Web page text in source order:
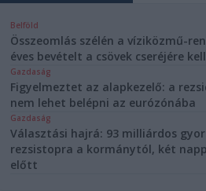
Belföld
Összeomlás szélén a víziközmű-
éves bevételt a csövek cseréjére
Gazdaság
Figyelmeztet az alapkezelő: a
nem lehet belépni az eurózónába
Gazdaság
Választási hajrá: 93 milliárdos
rezsistopra a kormánytól, két
előtt